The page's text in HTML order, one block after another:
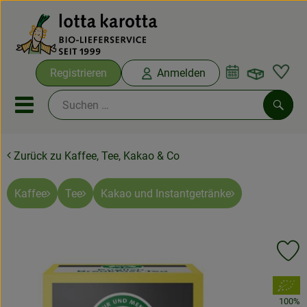
Registrieren Anmelden
Mobiles Menu öffnen oder
Ökokisten
Bio-Kochboxen
Zurück zu Kaffee, Tee, Kakao & Co
Kaffee Tee Kakao und Instantgetränke
, Verband:
100%